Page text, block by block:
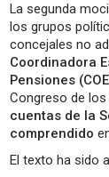
La segunda
los grupos
concejales no
Coordinadora
Pensiones
Congreso de
cuentas de la
comprendido
El texto ha sido